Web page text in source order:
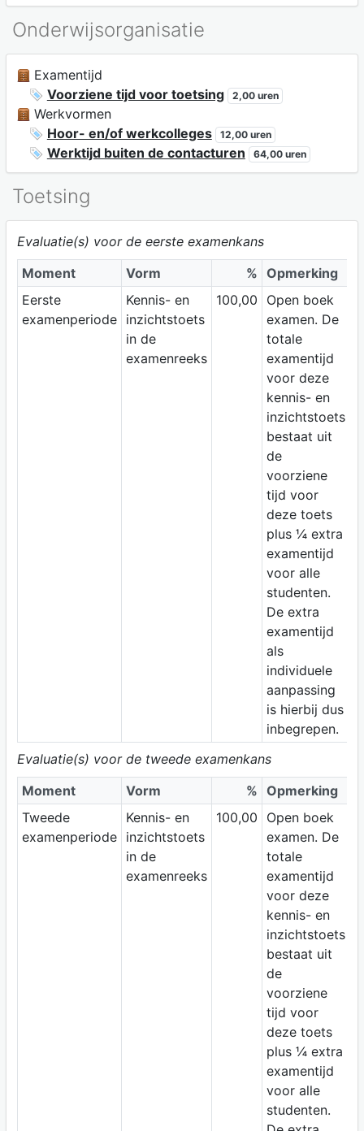
Onderwijsorganisatie
Examentijd
Voorziene tijd voor toetsing
2,00 uren
Werkvormen
Hoor- en/of werkcolleges
12,00 uren
Werktijd buiten de contacturen 64,00 uren
Toetsing
Evaluatie(s) voor de eerste examenkans
Moment
Vorm % Opmerking
Eerste
examenperiode
Kennis- en
inzichtstoets
in de
examenreeks
100,00
Open boek
examen. De
totale
examentijd
voor deze
kennis- en
inzichtstoets
bestaat uit
de
voorziene
tijd voor
deze toets
plus ¼ extra
examentijd
voor alle
studenten.
De extra
examentijd
als
individuele
aanpassing
is hierbij dus
inbegrepen.
Evaluatie(s) voor de tweede examenkans
Moment
Vorm % Opmerking
Tweede
examenperiode
Kennis- en
inzichtstoets
in de
examenreeks
100,00
Open boek
examen. De
totale
examentijd
voor deze
kennis- en
inzichtstoets
bestaat uit
de
voorziene
tijd voor
deze toets
plus ¼ extra
examentijd
voor alle
studenten.